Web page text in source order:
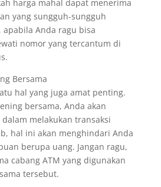
harga mahal dapat menerima
yang sungguh-sungguh
apabila Anda ragu bisa
nomor yang tercantum di
Bersama
hal yang juga amat penting.
bersama, Anda akan
melakukan transaksi
hal ini akan menghindari Anda
berupa uang. Jangan ragu,
cabang ATM yang digunakan
tersebut.